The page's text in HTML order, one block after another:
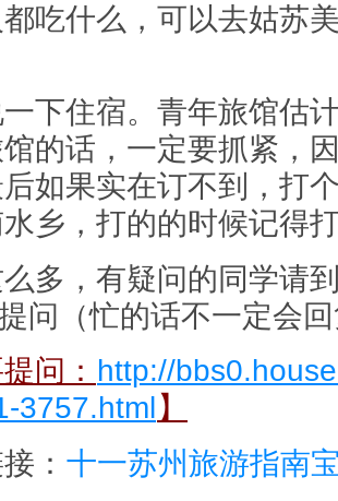
吃什么，可以去姑苏
下住宿。青年旅馆估
的话，一定要抓紧，
如果实在订不到，打
乡，打的的时候记得
多，有疑问的同学请
问（忙的话不一定会
问： http://
3757.html 】
： 十一苏州旅游指南